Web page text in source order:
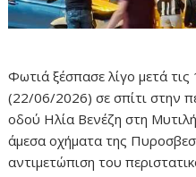
Φωτιά ξέσπασε λίγο μετά
(22/06/2026) σε σπίτι στην
οδού Ηλία Βενέζη στη
άμεσα οχήματα της
αντιμετώπιση του